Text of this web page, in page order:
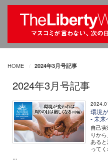
HOME 2024年3月号記事
2024年3月号記事
環境
- 未来
自己
りか
ある
ってく
...